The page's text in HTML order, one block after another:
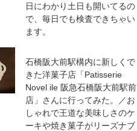
日にわかり土日も開いてるの
で、毎日でも検査できちゃい
ます。
石橋阪大前駅構内に新しくで
きた洋菓子店「Patisserie
Novel ile 阪急石橋阪大前駅前
店」さんに行ってみた。／お
しゃれで王道な美味しさのケ
ーキや焼き菓子がリーズナブ